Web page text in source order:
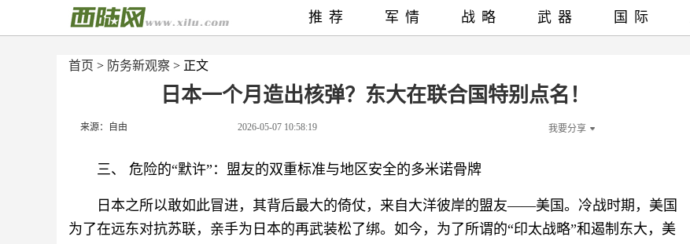
首页 > 防务新观察 > 正文
日本一个月造出核弹？东大在联合国特别点名！
来源：自由 2026-05-07 10:58:19 我要分享
三、 危险的“默许”：盟友的双重标准与地区安全的多米诺骨牌
日本之所以敢如此冒进，其背后最大的倚仗，来自大洋彼岸的盟友——美国。冷战时期，美国
为了在远东对抗苏联，亲手为日本的再武装松了绑。如今，为了所谓的“印太战略”和遏制东大，美
推荐 军情 战略 武器 国际